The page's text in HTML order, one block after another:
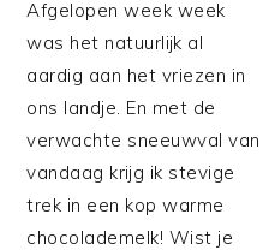
Afgelopen week week
was het natuurlijk al
aardig aan het vriezen in
ons landje. En met de
verwachte sneeuwval van
vandaag krijg ik stevige
trek in een kop warme
chocolademelk! Wist je